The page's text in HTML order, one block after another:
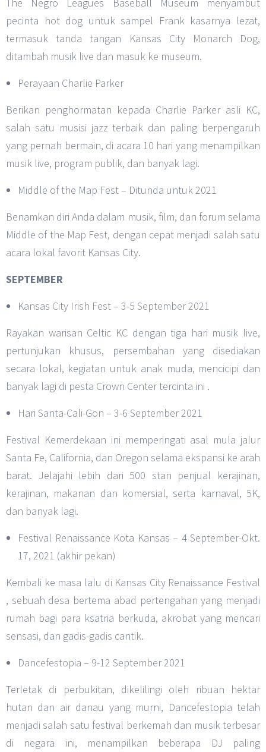
pecinta hot dog untuk sampel Frank kasarnya lezat,
termasuk tanda tangan Kansas City Monarch Dog,
ditambah musik live dan masuk ke museum.
Perayaan Charlie Parker
Berikan penghormatan kepada Charlie Parker asli KC,
salah satu musisi jazz terbaik dan paling berpengaruh
yang pernah bermain, di acara 10 hari yang menampilkan
musik live, program publik, dan banyak lagi.
Middle of the Map Fest – Ditunda untuk 2021
Benamkan diri Anda dalam musik, film, dan forum selama
Middle of the Map Fest, dengan cepat menjadi salah satu
acara lokal favorit Kansas City.
SEPTEMBER
Kansas City Irish Fest – 3-5 September 2021
Rayakan warisan Celtic KC dengan tiga hari musik live,
pertunjukan khusus, persembahan yang disediakan
secara lokal, kegiatan untuk anak muda, mencicipi dan
banyak lagi di pesta Crown Center tercinta ini .
Hari Santa-Cali-Gon – 3-6 September 2021
Festival Kemerdekaan ini memperingati asal mula jalur
Santa Fe, California, dan Oregon selama ekspansi ke arah
barat. Jelajahi lebih dari 500 stan penjual kerajinan,
kerajinan, makanan dan komersial, serta karnaval, 5K,
dan banyak lagi.
Festival Renaissance Kota Kansas – 4 September-Okt.
17, 2021 (akhir pekan)
Kembali ke masa lalu di Kansas City Renaissance Festival
, sebuah desa bertema abad pertengahan yang menjadi
rumah bagi para ksatria berkuda, akrobat yang mencari
sensasi, dan gadis-gadis cantik.
Dancefestopia – 9-12 September 2021
Terletak di perbukitan, dikelilingi oleh ribuan hektar
hutan dan air danau yang murni, Dancefestopia telah
menjadi salah satu festival berkemah dan musik terbesar
di negara ini, menampilkan beberapa DJ paling